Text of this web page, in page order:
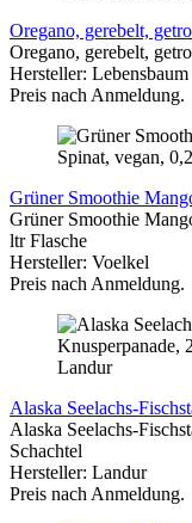
Oregano, gerebelt,
Oregano, gerebelt,
Hersteller: Lebensbaum
Preis nach Anmeldung.
Grüner Smoothie
Grüner Smoothie
ltr Flasche
Hersteller: Voelkel
Preis nach Anmeldung.
Alaska Seelachs-
Alaska Seelachs-
Schachtel
Hersteller: Landur
Preis nach Anmeldung.